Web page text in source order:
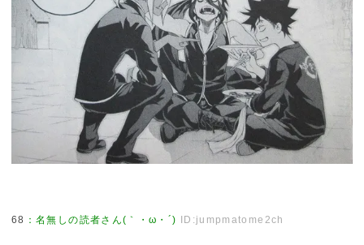
68 ：名無しの読者さん(｀・ω・´) ID:jumpmatome2ch